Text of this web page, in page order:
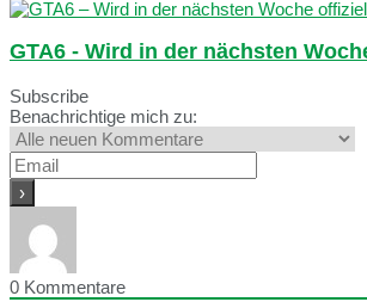
GTA6 - Wird in der nächsten
Subscribe
Benachrichtige mich zu:
0 Kommentare